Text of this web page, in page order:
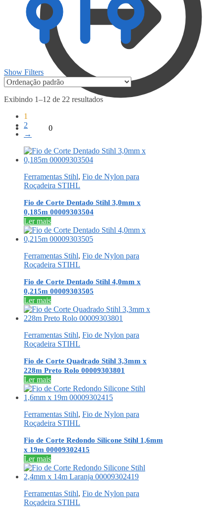
R$ 0
Show Filters
Exibindo 1–12 de 22 resultados
1
2
→
Ferramentas Stihl, Fio de Nylon para
Roçadeira STIHL
Fio de Corte Dentado Stihl 3,0mm x
0,185m 00009303504
Ler mais
Ferramentas Stihl, Fio de Nylon para
Roçadeira STIHL
Fio de Corte Dentado Stihl 4,0mm x
0,215m 00009303505
Ler mais
Ferramentas Stihl, Fio de Nylon para
Roçadeira STIHL
Fio de Corte Quadrado Stihl 3,3mm x
228m Preto Rolo 00009303801
Ler mais
Ferramentas Stihl, Fio de Nylon para
Roçadeira STIHL
Fio de Corte Redondo Silicone Stihl 1,6mm
x 19m 00009302415
Ler mais
Ferramentas Stihl, Fio de Nylon para
Roçadeira STIHL